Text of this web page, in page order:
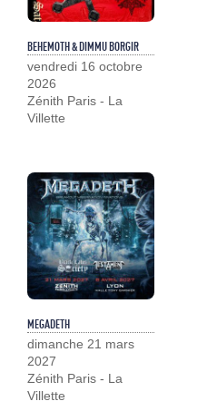
BEHEMOTH & DIMMU BORGIR
vendredi 16 octobre
2026
Zénith Paris - La
Villette
MEGADETH
dimanche 21 mars
2027
Zénith Paris - La
Villette